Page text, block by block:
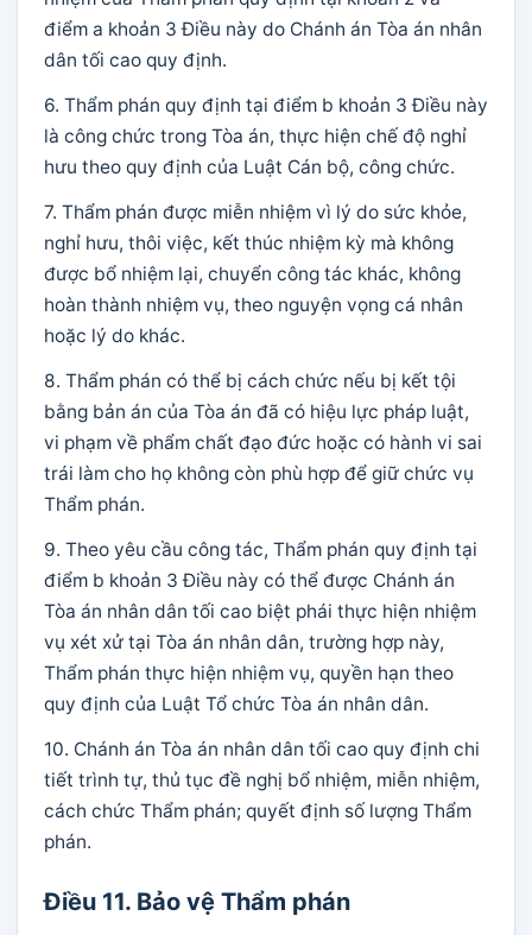
điểm a khoản 3 Điều này do Chánh án Tòa án nhân
dân tối cao quy định.
6. Thẩm phán quy định tại điểm b khoản 3 Điều này
là công chức trong Tòa án, thực hiện chế độ nghỉ
hưu theo quy định của Luật Cán bộ, công chức.
7. Thẩm phán được miễn nhiệm vì lý do sức khỏe,
nghỉ hưu, thôi việc, kết thúc nhiệm kỳ mà không
được bổ nhiệm lại, chuyển công tác khác, không
hoàn thành nhiệm vụ, theo nguyện vọng cá nhân
hoặc lý do khác.
8. Thẩm phán có thể bị cách chức nếu bị kết tội
bằng bản án của Tòa án đã có hiệu lực pháp luật,
vi phạm về phẩm chất đạo đức hoặc có hành vi sai
trái làm cho họ không còn phù hợp để giữ chức vụ
Thẩm phán.
9. Theo yêu cầu công tác, Thẩm phán quy định tại
điểm b khoản 3 Điều này có thể được Chánh án
Tòa án nhân dân tối cao biệt phái thực hiện nhiệm
vụ xét xử tại Tòa án nhân dân, trường hợp này,
Thẩm phán thực hiện nhiệm vụ, quyền hạn theo
quy định của Luật Tổ chức Tòa án nhân dân.
10. Chánh án Tòa án nhân dân tối cao quy định chi
tiết trình tự, thủ tục đề nghị bổ nhiệm, miễn nhiệm,
cách chức Thẩm phán; quyết định số lượng Thẩm
phán.
Điều 11. Bảo vệ Thẩm phán